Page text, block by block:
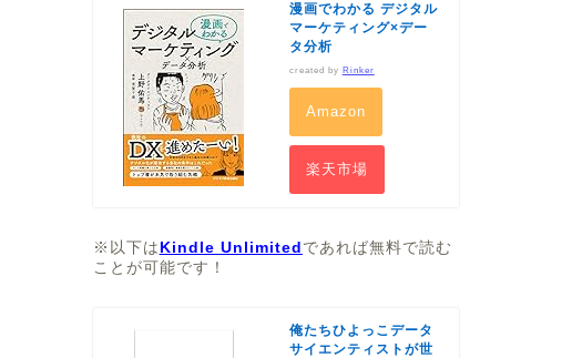
漫画でわかる デジタル
マーケティング×デー
タ分析
created by Rinker
Amazon
楽天市場
※以下は Kindle Unlimited であれば無料で読む
ことが可能です！
俺たちひよっこデータ
サイエンティストが世